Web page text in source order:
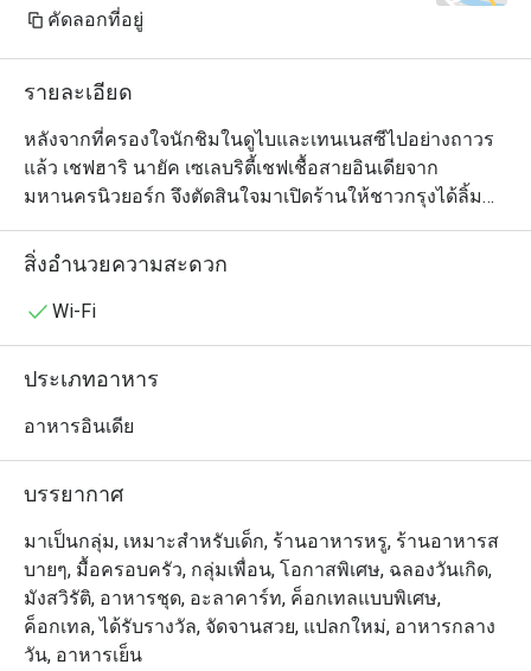
คัดลอกที่อยู่
รายละเอียด
หลังจากที่ครองใจนักชิมในดูไบและเทนเนสซีไปอย่างถาวร
แล้ว เชฟฮาริ นายัค เซเลบริตี้เชฟเชื้อสายอินเดียจาก
มหานครนิวยอร์ก จึงตัดสินใจมาเปิดร้านให้ชาวกรุงได้ลิ้ม
ลองรสชาติอาหารอินเดียร่วมสมัยจากแถบชายฝั่งทะเลตอน
ใต้กันบ้าง ซึ่งเมนูของร้านโจฮ์ล (สุขุมวิท 18) นั้นมีเอกลักษณ์
ผสานระหว่างอาหารพื้นเมืองของอินเดียตอนใต้ (จากเมือง
อินเดีย) และวัตถุดิบในท้องถิ่นของประเทศไทย แต่ละจาน
ได้แก่ ปีกไก่ยัดไส้ แกงวินดาลูหมูสามชั้น และคอฟต้าขนุน
ในช่วงมื้อกลางวันและเย็น ผู้ที่ต้องการสัมผัสประสบการณ์
แปลกใหม่ในการรับประทานอาหารอินเดียไม่ควรพลาด
สิ่งอำนวยความสะดวก
Wi-Fi
ประเภทอาหาร
อาหารอินเดีย
บรรยากาศ
มาเป็นกลุ่ม, เหมาะสำหรับเด็ก, ร้านอาหารหรู, ร้านอาหารส
บายๆ, มื้อครอบครัว, กลุ่มเพื่อน, โอกาสพิเศษ, ฉลองวันเกิด,
มังสวิรัติ, อาหารชุด, อะลาคาร์ท, ค็อกเทลแบบพิเศษ,
ค็อกเทล, ได้รับรางวัล, จัดจานสวย, แปลกใหม่, อาหารกลาง
วัน, อาหารเย็น